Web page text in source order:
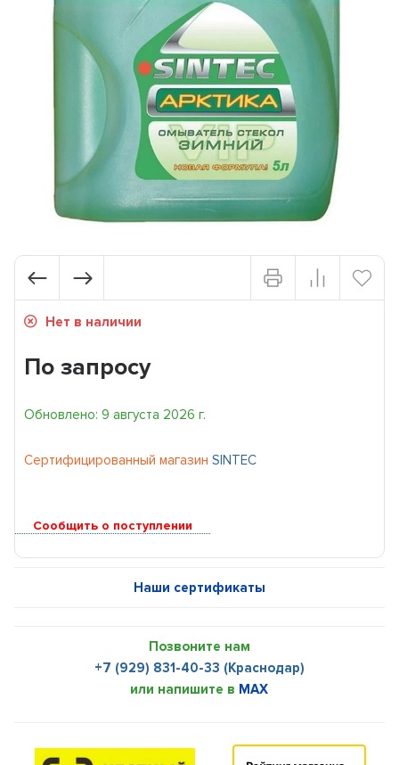
Нет в наличии
По запросу
Обновлено: 9 августа 2026 г.
Сертифицированный магазинSINTEC
Сообщить о поступлении
Наши сертификаты
Позвоните нам
+7 (929) 831-40-33 (Краснодар)
или напишите в MAX